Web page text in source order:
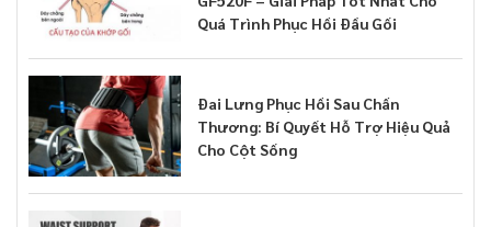
Quá Trình Phục Hồi Đầu Gối
Đai Lưng Phục Hồi Sau Chấn
Thương: Bí Quyết Hỗ Trợ Hiệu Quả
Cho Cột Sống